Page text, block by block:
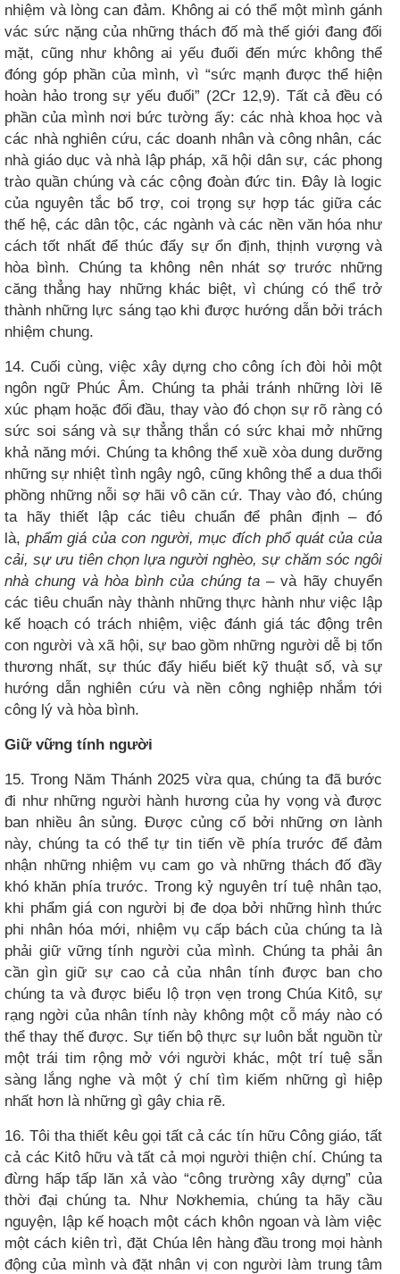
nhiệm và lòng can đảm. Không ai có thể một mình gánh
vác sức nặng của những thách đố mà thế giới đang đối
mặt, cũng như không ai yếu đuối đến mức không thể
đóng góp phần của mình, vì “sức mạnh được thể hiện
hoàn hảo trong sự yếu đuối” (2Cr 12,9). Tất cả đều có
phần của mình nơi bức tường ấy: các nhà khoa học và
các nhà nghiên cứu, các doanh nhân và công nhân, các
nhà giáo dục và nhà lập pháp, xã hội dân sự, các phong
trào quần chúng và các cộng đoàn đức tin. Đây là logic
của nguyên tắc bổ trợ, coi trọng sự hợp tác giữa các
thế hệ, các dân tộc, các ngành và các nền văn hóa như
cách tốt nhất để thúc đẩy sự ổn định, thịnh vượng và
hòa bình. Chúng ta không nên nhát sợ trước những
căng thẳng hay những khác biệt, vì chúng có thể trở
thành những lực sáng tạo khi được hướng dẫn bởi trách
nhiệm chung.
14. Cuối cùng, việc xây dựng cho công ích đòi hỏi một
ngôn ngữ Phúc Âm. Chúng ta phải tránh những lời lẽ
xúc phạm hoặc đối đầu, thay vào đó chọn sự rõ ràng có
sức soi sáng và sự thẳng thắn có sức khai mở những
khả năng mới. Chúng ta không thể xuề xòa dung dưỡng
những sự nhiệt tình ngây ngô, cũng không thể a dua thổi
phồng những nỗi sợ hãi vô căn cứ. Thay vào đó, chúng
ta hãy thiết lập các tiêu chuẩn để phân định – đó
là, phẩm giá của con người, mục đích phổ quát của của
cải, sự ưu tiên chọn lựa người nghèo, sự chăm sóc ngôi
nhà chung và hòa bình của chúng ta– và hãy chuyển
các tiêu chuẩn này thành những thực hành như việc lập
kế hoạch có trách nhiệm, việc đánh giá tác động trên
con người và xã hội, sự bao gồm những người dễ bị tổn
thương nhất, sự thúc đẩy hiểu biết kỹ thuật số, và sự
hướng dẫn nghiên cứu và nền công nghiệp nhắm tới
công lý và hòa bình.
Giữ vững tính người
15. Trong Năm Thánh 2025 vừa qua, chúng ta đã bước
đi như những người hành hương của hy vọng và được
ban nhiều ân sủng. Được củng cố bởi những ơn lành
này, chúng ta có thể tự tin tiến về phía trước để đảm
nhận những nhiệm vụ cam go và những thách đố đầy
khó khăn phía trước. Trong kỷ nguyên trí tuệ nhân tạo,
khi phẩm giá con người bị đe dọa bởi những hình thức
phi nhân hóa mới, nhiệm vụ cấp bách của chúng ta là
phải giữ vững tính người của mình. Chúng ta phải ân
cần gìn giữ sự cao cả của nhân tính được ban cho
chúng ta và được biểu lộ trọn vẹn trong Chúa Kitô, sự
rạng ngời của nhân tính này không một cỗ máy nào có
thể thay thế được. Sự tiến bộ thực sự luôn bắt nguồn từ
một trái tim rộng mở với người khác, một trí tuệ sẵn
sàng lắng nghe và một ý chí tìm kiếm những gì hiệp
nhất hơn là những gì gây chia rẽ.
16. Tôi tha thiết kêu gọi tất cả các tín hữu Công giáo, tất
cả các Kitô hữu và tất cả mọi người thiện chí. Chúng ta
đừng hấp tấp lăn xả vào “công trường xây dựng” của
thời đại chúng ta. Như Nơkhemia, chúng ta hãy cầu
nguyện, lập kế hoạch một cách khôn ngoan và làm việc
một cách kiên trì, đặt Chúa lên hàng đầu trong mọi hành
động của mình và đặt nhân vị con người làm trung tâm